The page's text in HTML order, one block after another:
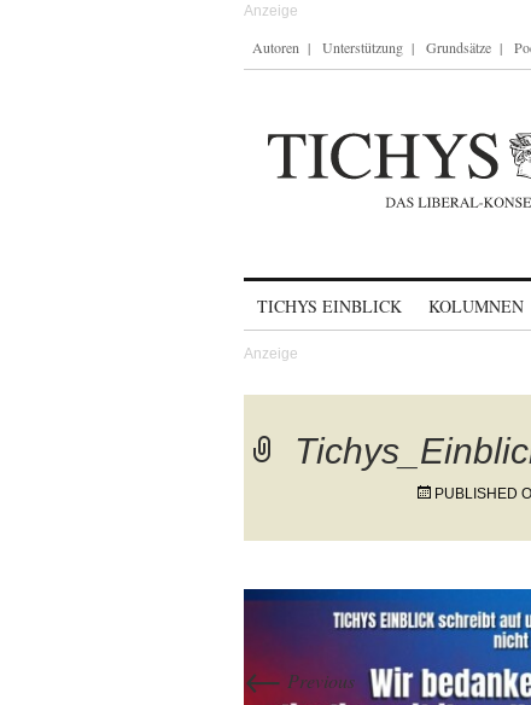
Autoren Unterstützung Grundsätze
TICHYS EINBLICK KOLUMNEN
PUBLISHED
← Previous